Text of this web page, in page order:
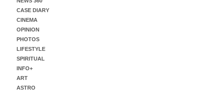
CASE DIARY
CINEMA
OPINION
PHOTOS
LIFESTYLE
SPIRITUAL
INFO+
ART
ASTRO